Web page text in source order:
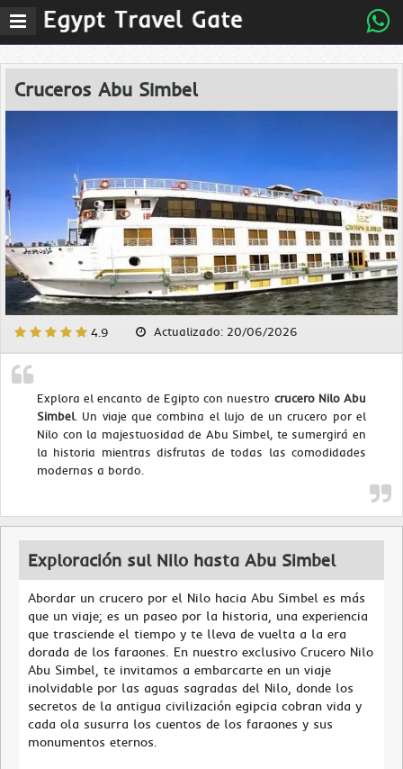
MenÃº
principal
Cruceros Abu Simbel
4.9 Actualizado: 20/06/2026
Explora el encanto de Egipto con nuestro crucero Nilo Abu
Simbel. Un viaje que combina el lujo de un crucero por el
Nilo con la majestuosidad de Abu Simbel, te sumergirá en
la historia mientras disfrutas de todas las comodidades
modernas a bordo.
Exploración sul Nilo hasta Abu Simbel
Abordar un crucero por el Nilo hacia Abu Simbel es más
que un viaje; es un paseo por la historia, una experiencia
que trasciende el tiempo y te lleva de vuelta a la era
dorada de los faraones. En nuestro exclusivo Crucero Nilo
Abu Simbel, te invitamos a embarcarte en un viaje
inolvidable por las aguas sagradas del Nilo, donde los
secretos de la antigua civilización egipcia cobran vida y
cada ola susurra los cuentos de los faraones y sus
monumentos eternos.